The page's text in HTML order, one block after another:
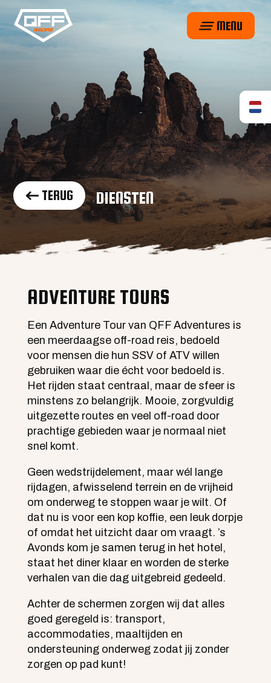
MENU
TERUG DIENSTEN
ADVENTURE TOURS
Een Adventure Tour van QFF Adventures is
een meerdaagse off-road reis, bedoeld
voor mensen die hun SSV of ATV willen
gebruiken waar die écht voor bedoeld is.
Het rijden staat centraal, maar de sfeer is
minstens zo belangrijk. Mooie, zorgvuldig
uitgezette routes en veel off-road door
prachtige gebieden waar je normaal niet
snel komt.
Geen wedstrijdelement, maar wél lange
rijdagen, afwisselend terrein en de vrijheid
om onderweg te stoppen waar je wilt. Of
dat nu is voor een kop koffie, een leuk dorpje
of omdat het uitzicht daar om vraagt. ’s
Avonds kom je samen terug in het hotel,
staat het diner klaar en worden de sterke
verhalen van die dag uitgebreid gedeeld.
Achter de schermen zorgen wij dat alles
goed geregeld is: transport,
accommodaties, maaltijden en
ondersteuning onderweg zodat jij zonder
zorgen op pad kunt!